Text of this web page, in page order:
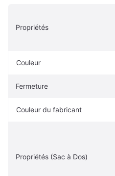
Propriétés
Couleur
Fermeture
Couleur du fabricant
Propriétés (Sac à Dos)